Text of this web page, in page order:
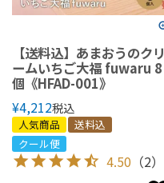
【送料込】あまおうのクリ
ームいちご大福 fuwaru 8
個《HFAD-001》
¥4,212税込
人気商品
送料込
クール便
4.50 （2）